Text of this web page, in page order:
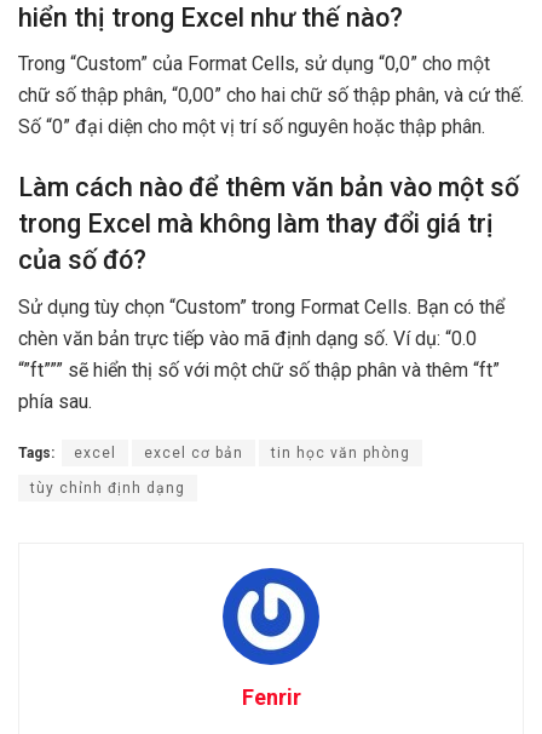
hiển thị trong Excel như thế nào?
Trong “Custom” của Format Cells, sử dụng “0,0” cho một
chữ số thập phân, “0,00” cho hai chữ số thập phân, và cứ thế.
Số “0” đại diện cho một vị trí số nguyên hoặc thập phân.
Làm cách nào để thêm văn bản vào một số
trong Excel mà không làm thay đổi giá trị
của số đó?
Sử dụng tùy chọn “Custom” trong Format Cells. Bạn có thể
chèn văn bản trực tiếp vào mã định dạng số. Ví dụ: “0.0
“”ft””” sẽ hiển thị số với một chữ số thập phân và thêm “ft”
phía sau.
Tags: excel excel cơ bản tin học văn phòng
tùy chỉnh định dạng
Fenrir